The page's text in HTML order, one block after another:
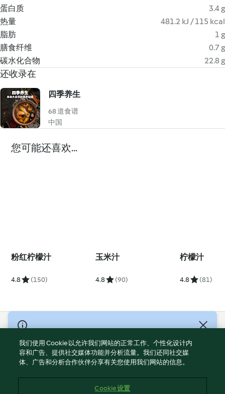
蛋白质
3.4 g
热量
481.2 kJ / 115 kcal
脂肪
1 g
膳食纤维
0.7 g
碳水化合物
22.8 g
还收录在
四季养生
68 道食谱
中国
您可能还喜欢...
粉红柠檬汁
4.8 (150)
玉米汁
4.8 (90)
柠檬汁
4.8 (81)
© Copyright 2021-2023 福维克信息科技(上海)有限公司 版权所有
2026
使用规定
我们使用 Cookie 以允许我们网站的正常工作、个性化设计内
容和广告、提供社交媒体功能并分析流量。我们还同社交媒
体、广告和分析合作伙伴分享有关您使用我们网站的信息。
Cookie 设置